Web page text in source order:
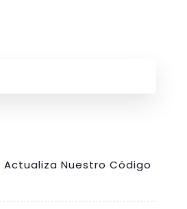
Actualiza Nuestro Código